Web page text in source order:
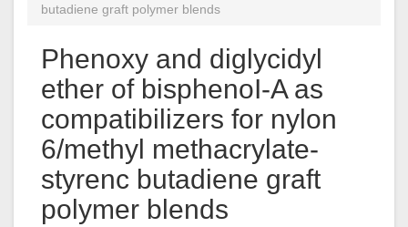
butadiene graft polymer blends
Phenoxy and diglycidyl
ether of bisphenoI-A as
compatibilizers for nylon
6/methyl methacrylate-
styrenc butadiene graft
polymer blends